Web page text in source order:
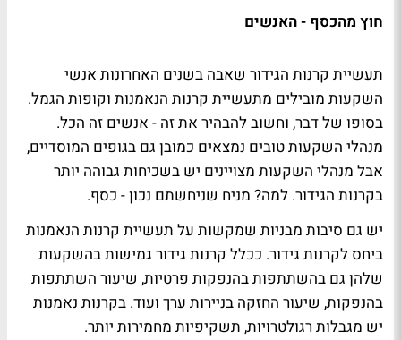
חוץ מהכסף - האנשים
תעשיית קרנות הגידור שאבה בשנים האחרונות אנשי
השקעות מובילים מתעשיית קרנות הנאמנות וקופות הגמל.
בסופו של דבר, וחשוב להבהיר את זה - אנשים זה הכל.
מנהלי השקעות טובים נמצאים כמובן גם בגופים המוסדיים,
אבל מנהלי השקעות מצויינים יש בשכיחות גבוהה יותר
בקרנות הגידור. למה? מניח שניחשתם נכון - כסף.
יש גם סיבות מבניות שמקשות על תעשיית קרנות הנאמנות
ביחס לקרנות גידור. ככלל קרנות גידור גמישות בהשקעות
שלהן גם בהשתתפות בהנפקות פרטיות, שיעור השתתפות
בהנפקות, שיעור החזקה בניירות ערך ועוד. בקרנות נאמנות
יש מגבלות רגולטרויות, תשקיפיות מחמירות יותר.